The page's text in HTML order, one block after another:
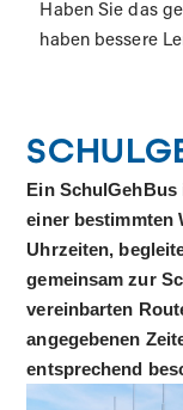
Haben Sie das
haben bessere
Ein
einer bestimmten
Uhrzeiten,
gemeinsam zur
vereinbarten
angegebenen
entsprechend